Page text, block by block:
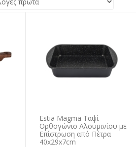
Estia Magma Ταψί
Ορθογώνιο Αλουμινίου με
Επίστρωση από Πέτρα
40x29x7cm